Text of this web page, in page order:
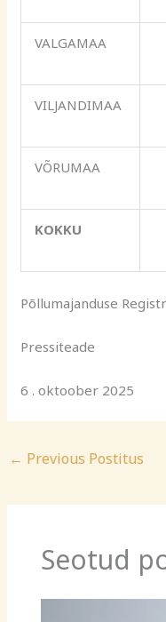
VALGAMAA
VILJANDIMAA
VÕRUMAA
KOKKU
Põllumajanduse
Pressiteade
6 . oktoober 2025
← Previous Postitus
Seotud